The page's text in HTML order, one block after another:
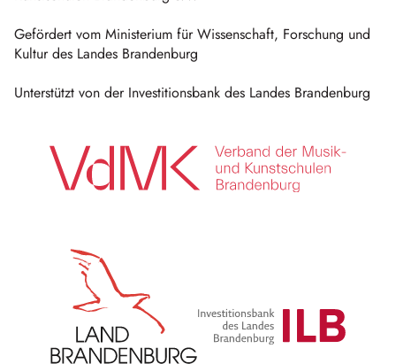
Gefördert vom Ministerium für Wissenschaft, Forschung und
Kultur des Landes Brandenburg
Unterstützt von der Investitionsbank des Landes Brandenburg